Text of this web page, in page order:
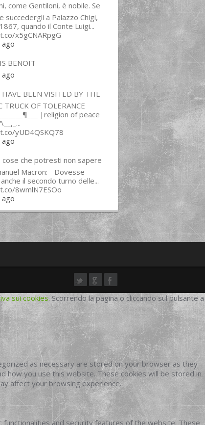
come Gentiloni, è nobile. Se
succedergli a Palazzo Chigi,
quando il Conte Luigi...
x5gCNARpgG
BENOIT
BEEN VISITED BY THE
TRUCK OF TOLERANCE
|religion of peace
yUD4QSKQ78
cose che potresti non sapere
Macron: - Dovesse
il secondo turno delle...
8wmlN7ESOo
sui cookies. Scorrendo la pagina o cliccando sul pulsante a
as necessary are stored on your browser as they
how you use this website. These cookies will be stored in
affect your browsing experience.
and security features of the website. These